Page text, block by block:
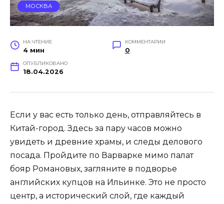
МОСКВА
НА ЧТЕНИЕ
4 мин
КОММЕНТАРИИ
0
ОПУБЛИКОВАНО
18.04.2026
Если у вас есть только день, отправляйтесь в
Китай-город. Здесь за пару часов можно
увидеть и древние храмы, и следы делового
посада. Пройдите по Варварке мимо палат
бояр Романовых, загляните в подворье
английских купцов на Ильинке. Это не просто
центр, а исторический слой, где каждый